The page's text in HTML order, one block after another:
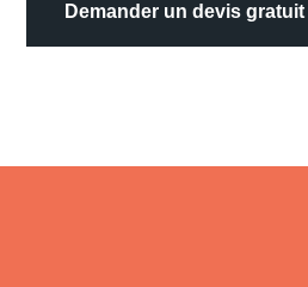
Demander un devis gratuit